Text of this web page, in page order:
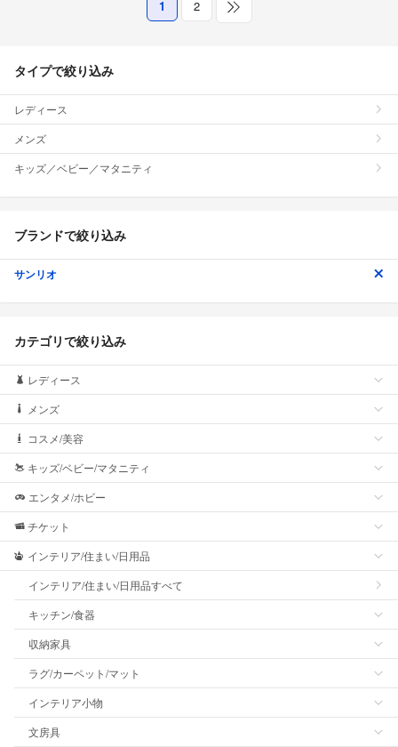
1 2
タイプで絞り込み
レディース
メンズ
キッズ／ベビー／マタニティ
ブランドで絞り込み
サンリオ
カテゴリで絞り込み
レディース
メンズ
コスメ/美容
キッズ/ベビー/マタニティ
エンタメ/ホビー
チケット
インテリア/住まい/日用品
インテリア/住まい/日用品すべて
キッチン/食器
収納家具
ラグ/カーペット/マット
インテリア小物
文房具